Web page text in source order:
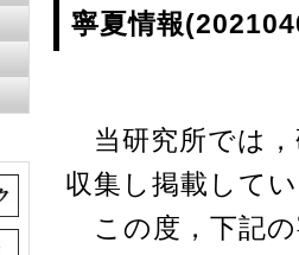
寧夏情報
当研究所では，
収集し掲載して
この度，下記の